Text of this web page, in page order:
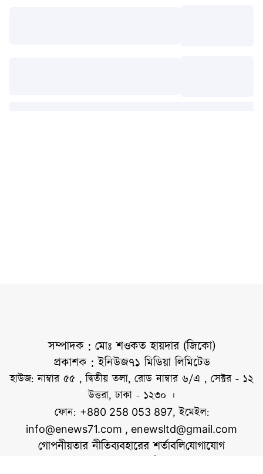
সম্পাদক : মোঃ শওকত হায়দার (জিকো)
প্রকাশক : ইনিউজ৭১ মিডিয়া লিমিটেড
হাউজ: নাম্বার ৫৫ , দ্বিতীয় তলা, রোড নাম্বার ৬/এ , সেক্টর - ১২
উত্তরা, ঢাকা - ১২৩০ ।
ফোন: +880 258 053 897, ইমেইল:
info@enews71.com , enewsltd@gmail.com
গোপনীয়তার নীতিব্যবহারের শর্তাবলিযোগাযোগ